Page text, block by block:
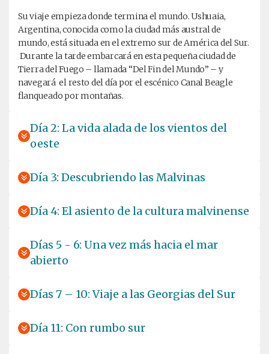
Su viaje empieza donde termina el mundo. Ushuaia,
Argentina, conocida como la ciudad más austral de
mundo, está situada en el extremo sur de América del Sur.
Durante la tarde embarcará en esta pequeña ciudad de
Tierra del Fuego – llamada “Del Fin del Mundo” – y
navegará el resto del día por el escénico Canal Beagle
flanqueado por montañas.
Día 2: La vida alada de los vientos del
oeste
Día 3: Descubriendo las Malvinas
Día 4: El asiento de la cultura malvinense
Días 5 - 6: Una vez más hacia el mar
abierto
Días 7 – 10: Viaje a las Georgias del Sur
Día 11: Con rumbo sur